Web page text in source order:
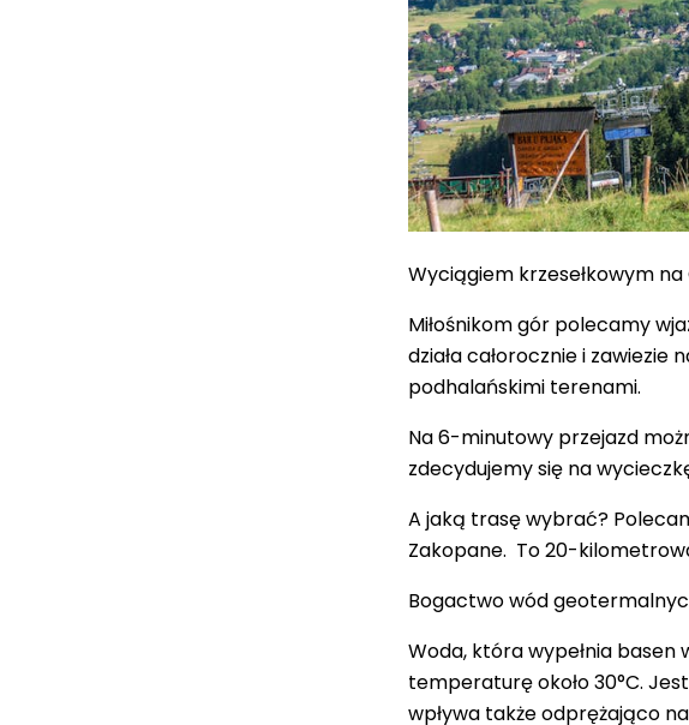
Wyciągiem krzesełkowym na
Miłośnikom gór polecamy
działa całorocznie i
podhalańskimi terenami.
Na 6-minutowy przejazd
zdecydujemy się na
A jaką trasę wybrać?
Zakopane. To 20-
Bogactwo wód
Woda, która wypełnia basen
temperaturę około 30°C.
wpływa także odprężająco